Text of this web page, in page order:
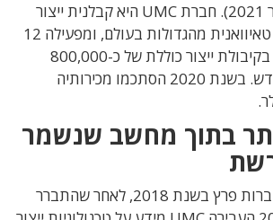
הסתיימה בספטמבר 2021). חברת UMC היא קבלנית ייצור
שבבים (Foundry) טאיוואנית מהגדולות בעולם, ומפעילה 12
מפעלי ייצור שבבים בקיבולת ייצור כוללת של כ-800,000
פרוסות סיליקון בחודש. בשנת 2020 הסתכמו מכירותיה
בתוך מחשב שנשמר
הסכסוך בין שתי החברות פרץ בשנת 2018, לאחר שהתברר